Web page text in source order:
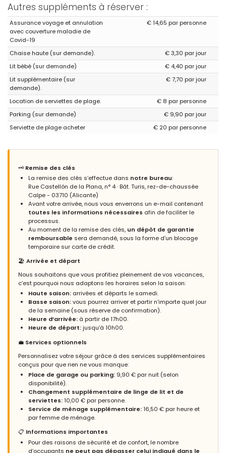
- 9,6
Familles avec jeunes enfants - Août 2025 - Espagne :
(Texte original)
Totalmente recomendable
(Traduit par Google)
Totalement recommandé
Réponse de l'administrateur:
que haya disfrutado de su estancia. Esperamos verles pronto
de vuelta. Atentamente, Grupo Turis Alquileres.
Réponse de l'administrateur (Traduit par Google):
Merci, Madame Iniesta. Nous sommes ravis que vous ayez
Cordialement, Grupo Turis Alquileres.
- 9,4
Familles avec adolescents - Juillet 2025 - Espagne :
(Texte original)
Muy buen apartamento, aire acondicionado y en general muy
buena opción de alquiler.
(Traduit par Google)
Très bel appartement, climatisé et dans l'ensemble une très
bonne option de location.
- 7,4
Familles avec adolescents - Mai 2025 - Espagne :
(Texte original)
En general Turis siempre es fiable (por lo menos para nosotros
(Traduit par Google)
En général, Turis est toujours fiable (du moins pour nous depuis
toutes ces années).
- 8,9
Familles avec jeunes enfants - Avril 2025 - Espagne :
(Texte original)
Muy recomendable, repetiremos.
Autres suppléments à réserver :
Assurance voyage et annulation
avec couverture maladie de
Covid-19
€ 14,65 par personne
Chaise haute (sur demande).
€ 3,30 par jour
Lit bébé (sur demande)
€ 4,40 par jour
Lit supplémentaire (sur
demande).
€ 7,70 par jour
Location de serviettes de plage.
€ 8 par personne
Parking (sur demande)
€ 9,90 par jour
Serviette de plage acheter
€ 20 par personne
🗝️ Remise des clés
La remise des clés s’effectue dans notre bureau:
Rue Castellón de la Plana, n° 4 · Bât. Turis, rez-de-chaussée
Calpe - 03710 (Alicante)
Avant votre arrivée, nous vous enverrons un e-mail contenant
toutes les informations nécessaires afin de faciliter le
processus.
Au moment de la remise des clés, un dépôt de garantie
remboursable sera demandé, sous la forme d’un blocage
temporaire sur carte de crédit.
🏖️ Arrivée et départ
Nous souhaitons que vous profitiez pleinement de vos vacances,
c’est pourquoi nous adaptons les horaires selon la saison:
Haute saison: arrivées et départs le samedi.
Basse saison:vous pourrez arriver et partir n’importe quel jour
de la semaine (sous réserve de confirmation).
Heure d’arrivée: à partir de 17h00.
Heure de départ:jusqu’à 10h00.
💼 Services optionnels
Personnalisez votre séjour grâce à des services supplémentaires
conçus pour que rien ne vous manque:
Place de garage ou parking: 9,90 € par nuit (selon
disponibilité).
Changement supplémentaire de linge de lit et de
serviettes:10,00 € par personne.
Service de ménage supplémentaire:16,50 € par heure et
par femme de ménage.
📋 Informations importantes
Pour des raisons de sécurité et de confort, le nombre
d’occupants ne peut pas dépasser celui indiqué dans le